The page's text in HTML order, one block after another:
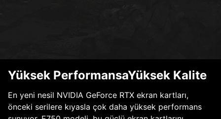
Yüksek PerformansaYüksek Kalite
En yeni nesil NVIDIA GeForce RTX ekran kartları,
önceki serilere kıyasla çok daha yüksek performans